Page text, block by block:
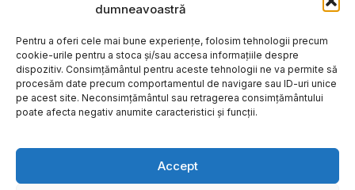
dumneavoastră
Pentru a oferi cele mai bune experiențe, folosim tehnologii precum
cookie-urile pentru a stoca și/sau accesa informațiile despre
dispozitiv. Consimțământul pentru aceste tehnologii ne va permite să
procesăm date precum comportamentul de navigare sau ID-uri unice
pe acest site. Neconsimțământul sau retragerea consimțământului
poate afecta negativ anumite caracteristici și funcții.
Accept